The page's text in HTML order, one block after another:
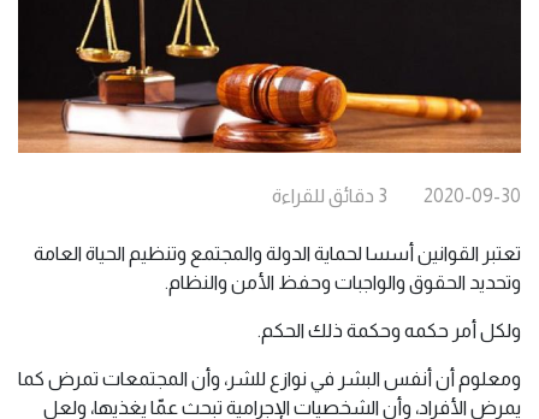
2020-09-30
3 دقائق للقراءة
تعتبر القوانين أسسا لحماية الدولة والمجتمع وتنظيم الحياة العامة
وتحديد الحقوق والواجبات وحفظ الأمن والنظام.
ولكل أمر حكمه وحكمة ذلك الحكم.
ومعلوم أن أنفس البشر في نوازع للشر، وأن المجتمعات تمرض كما
يمرض الأفراد، وأن الشخصيات الإجرامية تبحث عمّا يغذيها، ولعل